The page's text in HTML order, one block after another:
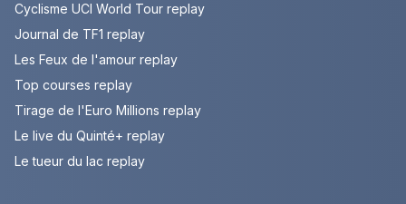
Cyclisme UCI World Tour replay
Journal de TF1 replay
Les Feux de l'amour replay
Top courses replay
Tirage de l'Euro Millions replay
Le live du Quinté+ replay
Le tueur du lac replay